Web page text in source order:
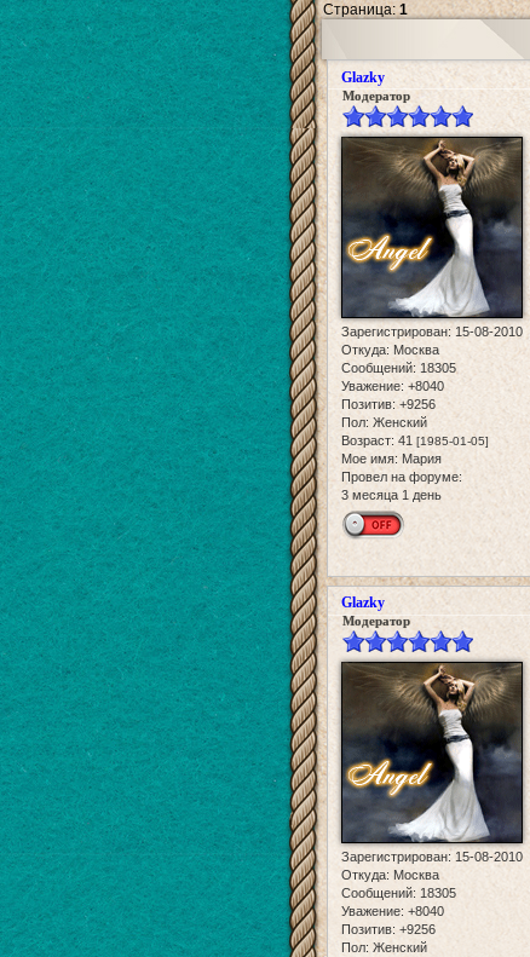
Страница:1
Glazky
Модератор
Зарегистрирован: 15-08-2010
Откуда: Москва
Сообщений: 18305
Уважение: +8040
Позитив: +9256
Пол: Женский
Возраст: 41 [1985-01-05]
Мое имя: Мария
Провел на форуме:
3 месяца 1 день
Glazky
Модератор
Зарегистрирован: 15-08-2010
Откуда: Москва
Сообщений: 18305
Уважение: +8040
Позитив: +9256
Пол: Женский